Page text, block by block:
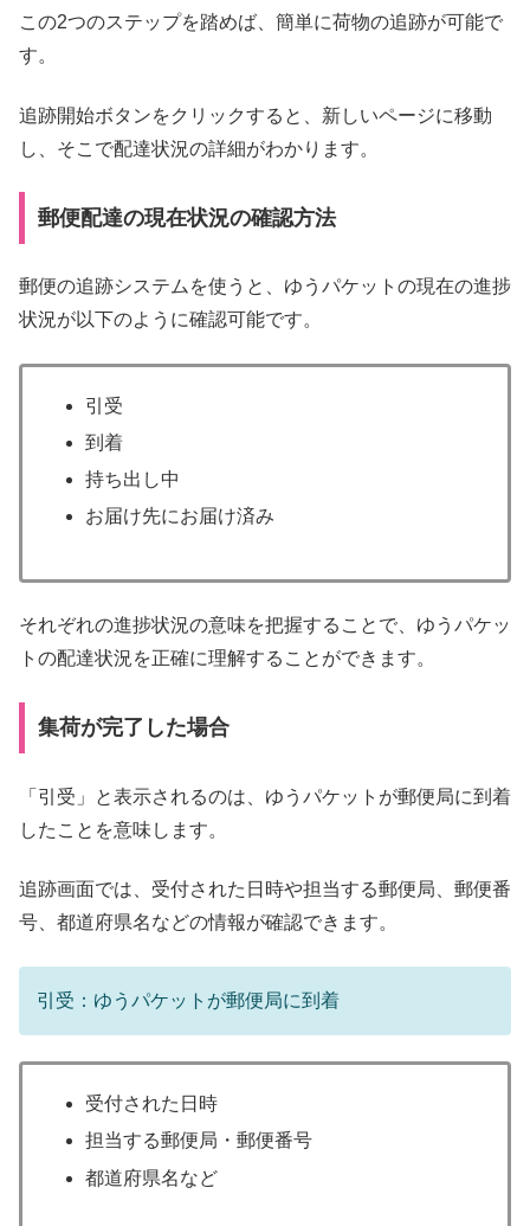
この2つのステップを踏めば、簡単に荷物の追跡が可能で
す。
追跡開始ボタンをクリックすると、新しいページに移動
し、そこで配達状況の詳細がわかります。
郵便配達の現在状況の確認方法
郵便の追跡システムを使うと、ゆうパケットの現在の進捗
状況が以下のように確認可能です。
引受
到着
持ち出し中
お届け先にお届け済み
それぞれの進捗状況の意味を把握することで、ゆうパケッ
トの配達状況を正確に理解することができます。
集荷が完了した場合
「引受」と表示されるのは、ゆうパケットが郵便局に到着
したことを意味します。
追跡画面では、受付された日時や担当する郵便局、郵便番
号、都道府県名などの情報が確認できます。
引受：ゆうパケットが郵便局に到着
受付された日時
担当する郵便局・郵便番号
都道府県名など